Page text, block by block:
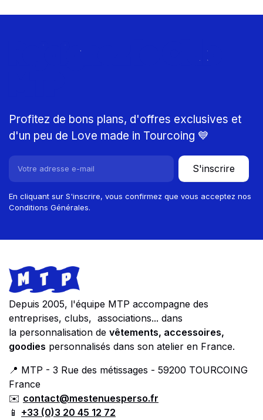
Rejoignez le Club
Profitez de bons plans, d'offres exclusives et
d'un peu de Love made in Tourcoing 💙
S'inscrire
En cliquant sur S'inscrire, vous confirmez que vous acceptez nos
Conditions Générales.
Footer
Store information
Depuis 2005, l'équipe MTP accompagne des
entreprises, clubs, associations... dans
la personnalisation de vêtements, accessoires,
goodies personnalisés dans son atelier en France.
📍 MTP - 3 Rue des métissages - 59200 TOURCOING
France
✉️ contact@mestenuesperso.fr
📱 +33 (0)3 20 45 12 72